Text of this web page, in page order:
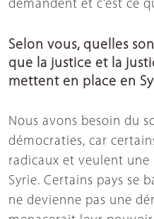
demandent et c’est ce
Selon vous, quelles
que la justice et la
mettent en place en
Nous avons besoin du
démocraties, car
radicaux et veulent
Syrie. Certains pays se
ne devienne pas une